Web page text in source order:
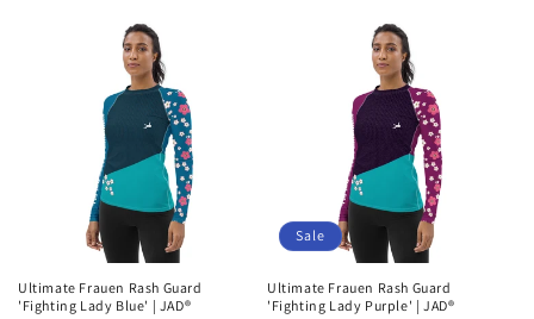
Ultimate Frauen Rash Guard
'Fighting Lady Blue' | JAD®
Sale
Ultimate Frauen Rash Guard
'Fighting Lady Purple' | JAD®